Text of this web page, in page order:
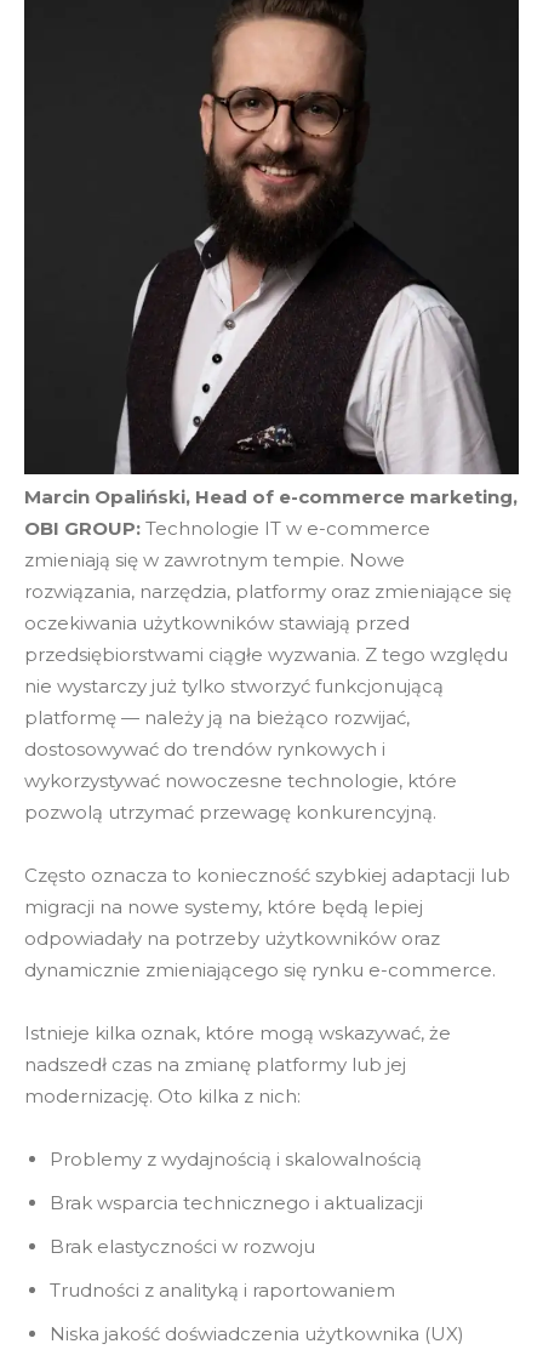
Marcin Opaliński, Head of e-commerce marketing,
OBI GROUP: Technologie IT w e-commerce
zmieniają się w zawrotnym tempie. Nowe
rozwiązania, narzędzia, platformy oraz zmieniające się
oczekiwania użytkowników stawiają przed
przedsiębiorstwami ciągłe wyzwania. Z tego względu
nie wystarczy już tylko stworzyć funkcjonującą
platformę — należy ją na bieżąco rozwijać,
dostosowywać do trendów rynkowych i
wykorzystywać nowoczesne technologie, które
pozwolą utrzymać przewagę konkurencyjną.
Często oznacza to konieczność szybkiej adaptacji lub
migracji na nowe systemy, które będą lepiej
odpowiadały na potrzeby użytkowników oraz
dynamicznie zmieniającego się rynku e-commerce.
Istnieje kilka oznak, które mogą wskazywać, że
nadszedł czas na zmianę platformy lub jej
modernizację. Oto kilka z nich:
Problemy z wydajnością i skalowalnością
Brak wsparcia technicznego i aktualizacji
Brak elastyczności w rozwoju
Trudności z analityką i raportowaniem
Niska jakość doświadczenia użytkownika (UX)